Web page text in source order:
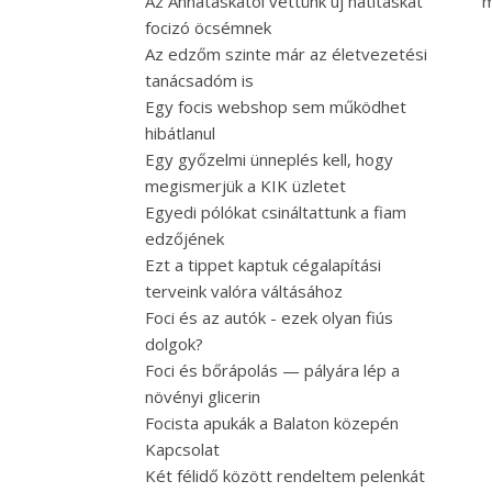
focizó öcsémnek
Az edzőm szinte már az életvezetési
tanácsadóm is
Egy focis webshop sem működhet
hibátlanul
Egy győzelmi ünneplés kell, hogy
megismerjük a KIK üzletet
Egyedi pólókat csináltattunk a fiam
edzőjének
Ezt a tippet kaptuk cégalapítási
terveink valóra váltásához
Foci és az autók - ezek olyan fiús
dolgok?
Foci és bőrápolás — pályára lép a
növényi glicerin
Focista apukák a Balaton közepén
Kapcsolat
Két félidő között rendeltem pelenkát